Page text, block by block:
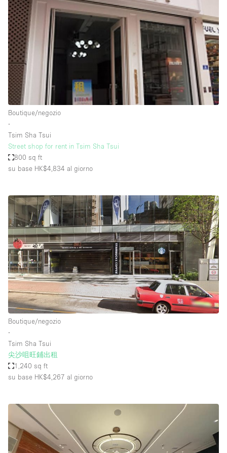
Boutique/negozio
∙
Tsim Sha Tsui
Street shop for rent in Tsim Sha Tsui
800 sq ft
su base HK$4,834 al giorno
Boutique/negozio
∙
Tsim Sha Tsui
尖沙咀旺鋪出租
1,240 sq ft
su base HK$4,267 al giorno